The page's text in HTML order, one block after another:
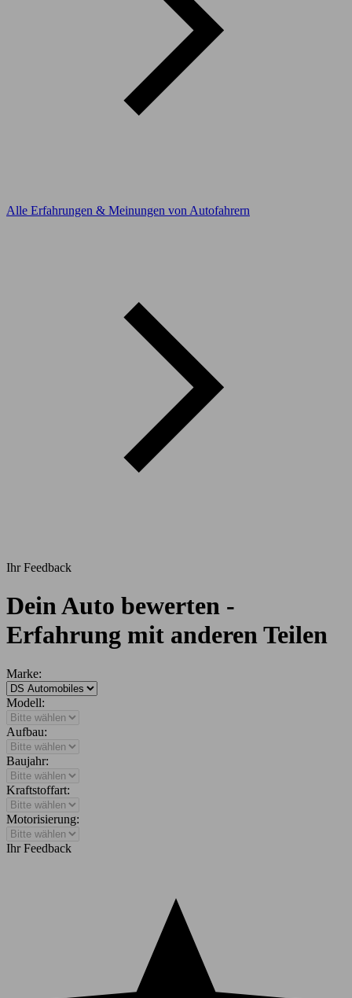
Alle Erfahrungen & Meinungen von Autofahrern
Ihr Feedback
Dein Auto bewerten -
Erfahrung mit anderen Teilen
Marke:
Modell:
Aufbau:
Baujahr:
Kraftstoffart:
Motorisierung:
Ihr Feedback